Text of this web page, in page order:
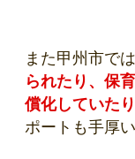
また甲州市で
られたり、保
償化していたり
ポートも手厚い